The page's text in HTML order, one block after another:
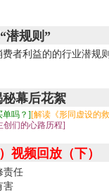
潜规则”
者利益的的行业潜规
幕后花絮
单吗？][解读《形同虚设的
创们的心路历程]
视频回放（下）
责任
害